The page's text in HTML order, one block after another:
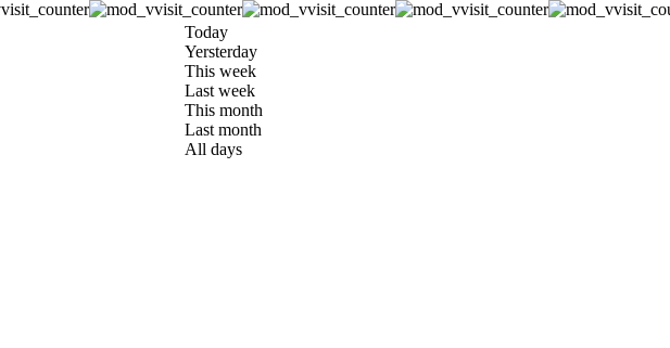
Today
Yersterday
This week
Last week
This month
Last month
All days